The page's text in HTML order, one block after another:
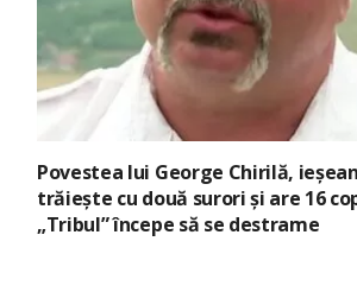
Povestea lui George Chirilă,
trăiește cu două surori și are 16
„Tribul” începe să se destrame